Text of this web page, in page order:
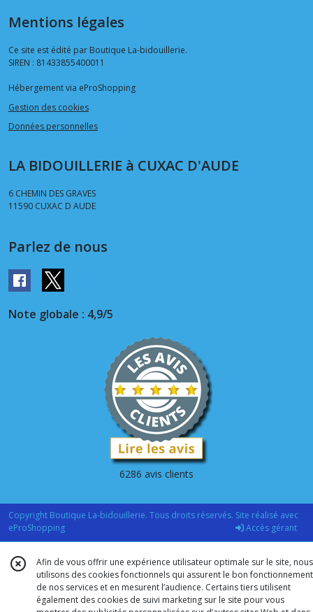
Mentions légales
Ce site est édité par Boutique La-bidouillerie.
SIREN : 81433855400011
Hébergement via eProShopping
Gestion des cookies
Données personnelles
LA BIDOUILLERIE à CUXAC D'AUDE
6 CHEMIN DES GRAVES
11590 CUXAC D AUDE
Parlez de nous
Note globale : 4,9/5
6286 avis clients
Copyright Boutique La-bidouillerie. Tous droits réservés. Site réalisé avec
eProShopping
Accès gérant
Afin de vous offrir une expérience utilisateur optimale sur le site, nous
utilisons des cookies fonctionnels qui assurent le bon fonctionnement
de nos services et en mesurent l’audience. Certains tiers utilisent
également des cookies de suivi marketing sur le site pour vous